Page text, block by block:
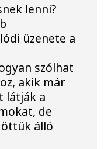
lenni?
üzenete a
szólhat
akik már
látják a
de
álló